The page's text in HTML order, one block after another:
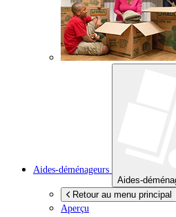
Aides-déménageurs
Aides-
Retour au menu principal
Aperçu